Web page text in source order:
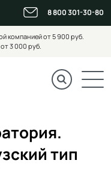
8 800 301-30-80
компанией от 5 900 руб.
3 000 руб.
тип